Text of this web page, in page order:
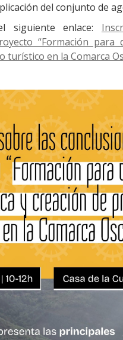
del conjunto de
siguiente enlace:
“Formación para
turístico en la Comarca